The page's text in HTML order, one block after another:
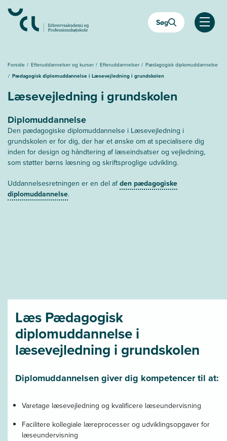
hovedindhold
Søg
Åben
Forside Efteruddannelser og kurser Efteruddannelser
Pædagogisk diplomuddannelse
Pædagogisk diplomuddannelse i Læsevejledning i grundskolen
Læsevejledning i grundskolen
Diplomuddannelse
Den pædagogiske diplomuddannelse i Læsevejledning i
grundskolen er for dig, der har et ønske om at specialisere dig
inden for design og håndtering af læseindsatser og vejledning,
som støtter børns læsning og skriftsproglige udvikling.
Uddannelsesretningen er en del afden pædagogiske
diplomuddannelse.
Læs Pædagogisk
diplomuddannelse i
læsevejledning i grundskolen
Diplomuddannelsen giver dig kompetencer til at:
Varetage læsevejledning og kvalificere læseundervisning
Facilitere kollegiale læreprocesser og udviklingsopgaver for
læseundervisning